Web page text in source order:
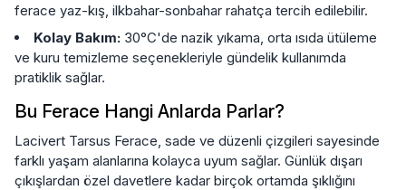
ferace yaz-kış, ilkbahar-sonbahar rahatça tercih edilebilir.
Kolay Bakım: 30°C'de nazik yıkama, orta ısıda ütüleme
ve kuru temizleme seçenekleriyle gündelik kullanımda
pratiklik sağlar.
Bu Ferace Hangi Anlarda Parlar?
Lacivert Tarsus Ferace, sade ve düzenli çizgileri sayesinde
farklı yaşam alanlarına kolayca uyum sağlar. Günlük dışarı
çıkışlardan özel davetlere kadar birçok ortamda şıklığını